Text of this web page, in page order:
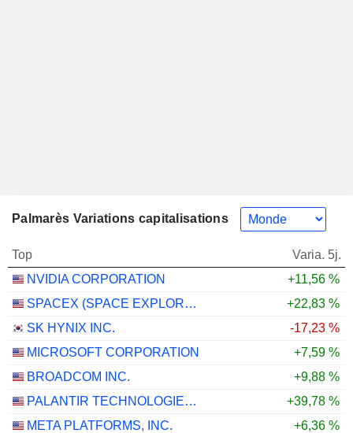
Palmarès Variations capitalisations
Top
Varia. 5j.
NVIDIA CORPORATION
+11,56 %
SPACEX (SPACE EXPLORATION TECHNOLOGIES)
+22,83 %
SK HYNIX INC.
-17,23 %
MICROSOFT CORPORATION
+7,59 %
BROADCOM INC.
+9,88 %
PALANTIR TECHNOLOGIES INC.
+39,78 %
META PLATFORMS, INC.
+6,36 %